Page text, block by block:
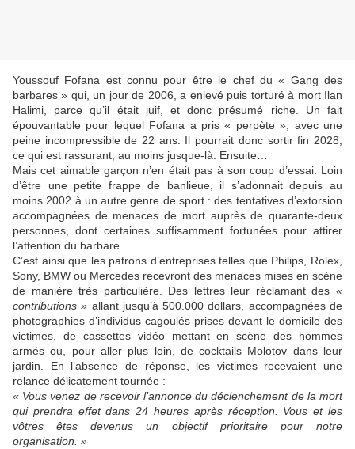
Youssouf Fofana est connu pour être le chef du « Gang des
barbares » qui, un jour de 2006, a enlevé puis torturé à mort Ilan
Halimi, parce qu’il était juif, et donc présumé riche. Un fait
épouvantable pour lequel Fofana a pris « perpète », avec une
peine incompressible de 22 ans. Il pourrait donc sortir fin 2028,
ce qui est rassurant, au moins jusque-là. Ensuite…
Mais cet aimable garçon n’en était pas à son coup d’essai. Loin
d’être une petite frappe de banlieue, il s’adonnait depuis au
moins 2002 à un autre genre de sport : des tentatives d’extorsion
accompagnées de menaces de mort auprès de quarante-deux
personnes, dont certaines suffisamment fortunées pour attirer
l’attention du barbare.
C’est ainsi que les patrons d’entreprises telles que Philips, Rolex,
Sony, BMW ou Mercedes recevront des menaces mises en scène
de manière très particulière. Des lettres leur réclamant des «
contributions » allant jusqu’à 500.000 dollars, accompagnées de
photographies d’individus cagoulés prises devant le domicile des
victimes, de cassettes vidéo mettant en scène des hommes
armés ou, pour aller plus loin, de cocktails Molotov dans leur
jardin. En l’absence de réponse, les victimes recevaient une
relance délicatement tournée :
« Vous venez de recevoir l’annonce du déclenchement de la mort
qui prendra effet dans 24 heures après réception. Vous et les
vôtres êtes devenus un objectif prioritaire pour notre
organisation. »